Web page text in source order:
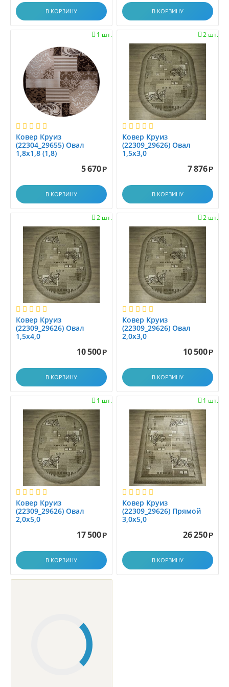
1.2x2.8
1.2x3.5
1.2x4.0
1.2x4.5
1.2x5.0
1.2x5.5
1.2x6.0
1.30x1.60
1.33x1.7
1.33x2.00
1.35x1.95
1.3x3.0
1.40x2.00
1.45x2.0
1.45x2.5
1.4x1.4
1.4x1.5
1.4x1.9
1.4x17.9
1.4x2
1.4x2.0
1.4x2.1
1.4x3.0
1.4x3.5
1.4x4.5
1.4x5.0
1.4x5.5
1.4x6.0
1.5
1.55x3.00
1.55x4.00
1.56x1.56
1.5x1.5
1.5x1.7
1.5x1.8
1.5x1.9
В КОРЗИНУ В КОРЗИНУ
1 шт.

Ковер Круиз
(22304_29655) Овал
1,8х1,8 (1,8)
5 670 Р
В КОРЗИНУ
2 шт.

Ковер Круиз
(22309_29626) Овал
1,5х3,0
7 876 Р
В КОРЗИНУ
2 шт.

Ковер Круиз
(22309_29626) Овал
1,5х4,0
10 500 Р
В КОРЗИНУ
2 шт.

Ковер Круиз
(22309_29626) Овал
2,0х3,0
10 500 Р
В КОРЗИНУ
1 шт.

Ковер Круиз
(22309_29626) Овал
2,0х5,0
17 500 Р
В КОРЗИНУ
1 шт.

Ковер Круиз
(22309_29626) Прямой
3,0х5,0
26 250 Р
В КОРЗИНУ